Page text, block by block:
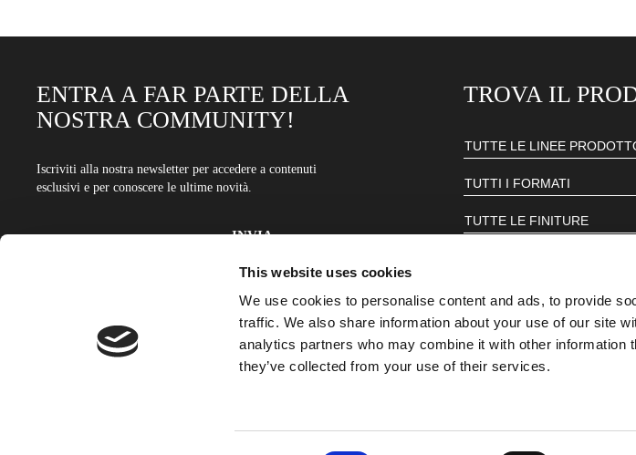
This website uses cookies
We use cookies to personalise content and ads, to provide
traffic. We also share information about your use of our site
analytics partners who may combine it with other information
they’ve collected from your use of their services.
ENTRA A FAR PARTE DELLA
NOSTRA COMMUNITY!
Iscriviti alla nostra newsletter per accedere a contenuti
esclusivi e per conoscere le ultime novità.
Inserisci il tuo indirizzo email per iscriverti alla nostra newsletter
TROVA IL